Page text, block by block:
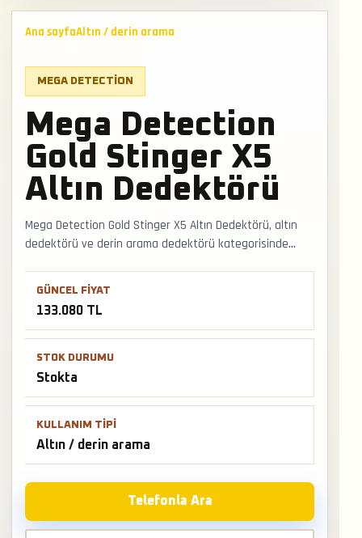
Ana sayfaAltın / derin arama
MEGA DETECTION
Mega Detection
Gold Stinger X5
Altın Dedektörü
Mega Detection Gold Stinger X5 Altın Dedektörü, altın
dedektörü ve derin arama dedektörü kategorisinde
sınıfına göre başlık seçimi, toprak ayarı, mineralize zemin
değerlendirilir. Faturalı satış, Türkiye geneli kargo ve
mağazadan teslimat desteğiyle satış ve teslimat
desteği hızlıca alınabilir.
GÜNCEL FIYAT
133.080 TL
STOK DURUMU
Stokta
KULLANIM TIPI
Altın / derin arama
Telefonla Ara